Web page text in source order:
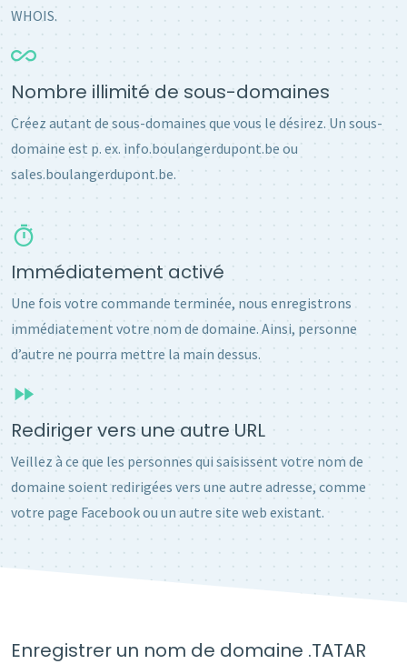
WHOIS.
Nombre illimité de sous-domaines
Créez autant de sous-domaines que vous le désirez. Un sous-
domaine est p. ex. info.boulangerdupont.be ou
sales.boulangerdupont.be.
Immédiatement activé
Une fois votre commande terminée, nous enregistrons
immédiatement votre nom de domaine. Ainsi, personne
d’autre ne pourra mettre la main dessus.
Rediriger vers une autre URL
Veillez à ce que les personnes qui saisissent votre nom de
domaine soient redirigées vers une autre adresse, comme
votre page Facebook ou un autre site web existant.
Enregistrer un nom de domaine .TATAR